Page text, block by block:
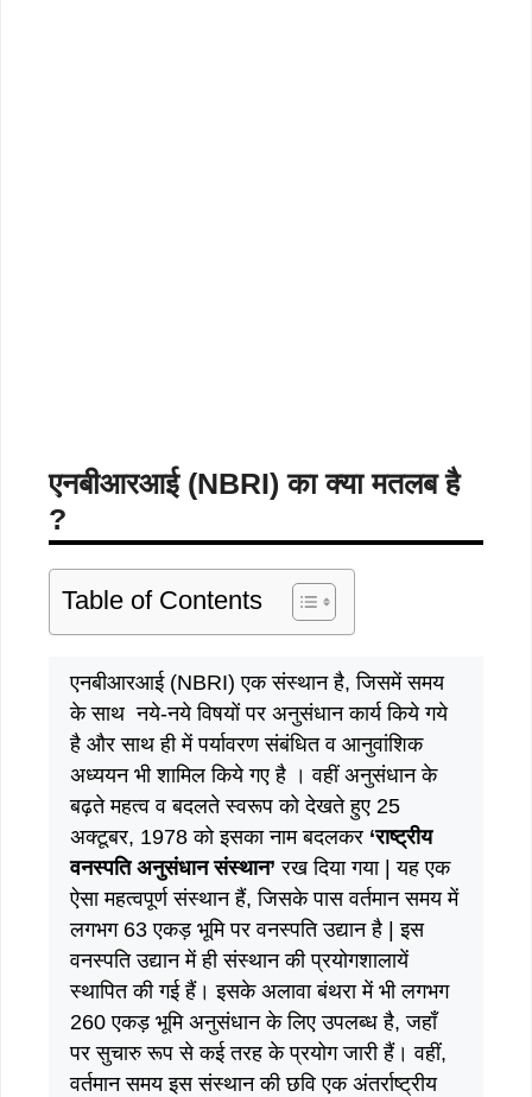
एनबीआरआई (NBRI) का क्या मतलब है
?
Table of Contents
एनबीआरआई (NBRI) एक संस्थान है, जिसमें समय
के साथ नये-नये विषयों पर अनुसंधान कार्य किये गये
है और साथ ही में पर्यावरण संबंधित व आनुवांशिक
अध्ययन भी शामिल किये गए है । वहीं अनुसंधान के
बढ़ते महत्व व बदलते स्वरूप को देखते हुए 25
अक्टूबर, 1978 को इसका नाम बदलकर ‘राष्ट्रीय
वनस्पति अनुसंधान संस्थान’ रख दिया गया | यह एक
ऐसा महत्वपूर्ण संस्थान हैं, जिसके पास वर्तमान समय में
लगभग 63 एकड़ भूमि पर वनस्पति उद्यान है | इस
वनस्पति उद्यान में ही संस्थान की प्रयोगशालायें
स्थापित की गई हैं। इसके अलावा बंथरा में भी लगभग
260 एकड़ भूमि अनुसंधान के लिए उपलब्ध है, जहाँ
पर सुचारु रूप से कई तरह के प्रयोग जारी हैं। वहीं,
वर्तमान समय इस संस्थान की छवि एक अंतर्राष्ट्रीय